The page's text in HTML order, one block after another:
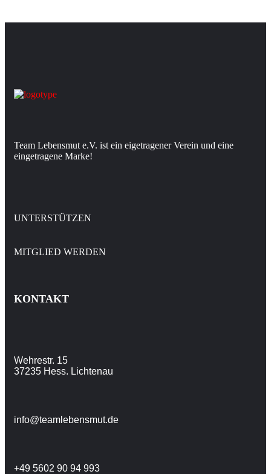
Team Lebensmut e.V. ist ein eigetragener Verein und eine
eingetragene Marke!
UNTERSTÜTZEN
MITGLIED WERDEN
KONTAKT
Wehrestr. 15
37235 Hess. Lichtenau
info@teamlebensmut.de
+49 5602 90 94 993